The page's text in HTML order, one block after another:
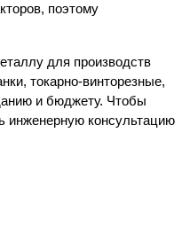
поэтому
для производств
токарно-винторезные,
и бюджету. Чтобы
инженерную консультацию